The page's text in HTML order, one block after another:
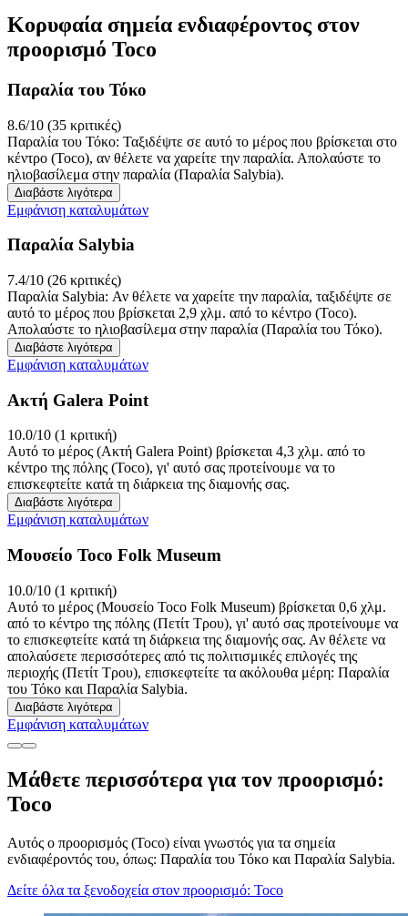
Κορυφαία σημεία ενδιαφέροντος στον
προορισμό Toco
Παραλία του Τόκο
8.6/10 (35 κριτικές)
Παραλία του Τόκο: Ταξιδέψτε σε αυτό το μέρος που βρίσκεται στο
κέντρο (Toco), αν θέλετε να χαρείτε την παραλία. Απολαύστε το
ηλιοβασίλεμα στην παραλία (Παραλία Salybia).
Διαβάστε λιγότερα
Εμφάνιση καταλυμάτων
Παραλία Salybia
7.4/10 (26 κριτικές)
Παραλία Salybia: Αν θέλετε να χαρείτε την παραλία, ταξιδέψτε σε
αυτό το μέρος που βρίσκεται 2,9 χλμ. από το κέντρο (Toco).
Απολαύστε το ηλιοβασίλεμα στην παραλία (Παραλία του Τόκο).
Διαβάστε λιγότερα
Εμφάνιση καταλυμάτων
Ακτή Galera Point
10.0/10 (1 κριτική)
Αυτό το μέρος (Ακτή Galera Point) βρίσκεται 4,3 χλμ. από το
κέντρο της πόλης (Toco), γι' αυτό σας προτείνουμε να το
επισκεφτείτε κατά τη διάρκεια της διαμονής σας.
Διαβάστε λιγότερα
Εμφάνιση καταλυμάτων
Μουσείο Toco Folk Museum
10.0/10 (1 κριτική)
Αυτό το μέρος (Μουσείο Toco Folk Museum) βρίσκεται 0,6 χλμ.
από το κέντρο της πόλης (Πετίτ Τρου), γι' αυτό σας προτείνουμε να
το επισκεφτείτε κατά τη διάρκεια της διαμονής σας. Αν θέλετε να
απολαύσετε περισσότερες από τις πολιτισμικές επιλογές της
περιοχής (Πετίτ Τρου), επισκεφτείτε τα ακόλουθα μέρη: Παραλία
του Τόκο και Παραλία Salybia.
Διαβάστε λιγότερα
Εμφάνιση καταλυμάτων
Μάθετε περισσότερα για τον προορισμό:
Toco
Αυτός ο προορισμός (Toco) είναι γνωστός για τα σημεία
ενδιαφέροντός του, όπως: Παραλία του Τόκο και Παραλία Salybia.
Δείτε όλα τα ξενοδοχεία στον προορισμό: Toco